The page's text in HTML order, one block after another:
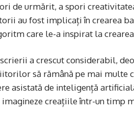
de urmărit, a spori
au fost implicați în crearea
care le-a inspirat la
a crescut considerabil,
să rămână pe mai multe
asistată de inteligență
creațiile într-un timp